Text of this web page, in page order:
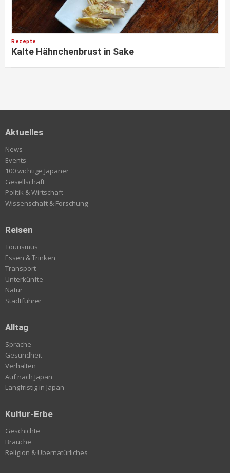
Rezepte
Kalte Hähnchenbrust in Sake
Aktuelles
News
Events
100 wichtige Japaner
Gesellschaft
Politik & Wirtschaft
Wissenschaft & Forschung
Reisen
Tourismus
Essen & Trinken
Transport
Unterkünfte
Natur
Stadtführer
Alltag
Sprache
Gesundheit
Verhalten
Auf nach Japan
Langfristig in Japan
Kultur-Erbe
Geschichte
Bräuche
Religion & Übernatürliches